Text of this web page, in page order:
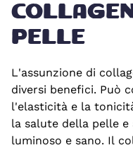
PELLE
L'assunzione di
diversi benefici. Può
l'elasticità e la
la salute della pelle
luminoso e sano. Il